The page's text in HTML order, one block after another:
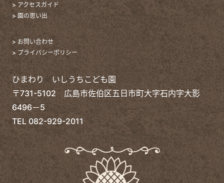
> アクセスガイド
> 園の思い出
> お問い合わせ
> プライバシーポリシー
ひまわり いしうちこども園
〒731-5102 広島市佐伯区五日市町大字石内字大影
6496－5
TEL082-929-2011